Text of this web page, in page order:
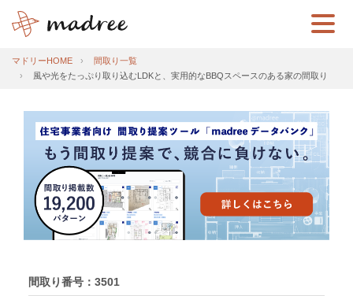
マドリーHOME
間取り一覧
風や光をたっぷり取り込むLDKと、実用的なBBQスペースのある家の間取り
間取り番号：3501